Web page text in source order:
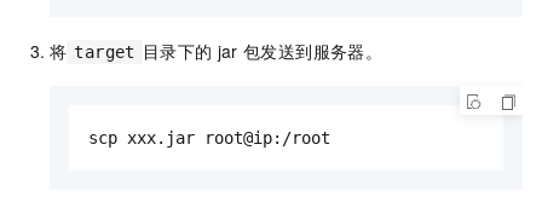
将 target 目录下的 jar 包发送到服务器。
scp xxx.jar root@ip:/root